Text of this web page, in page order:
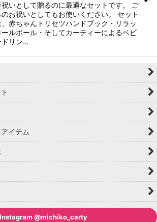
祝いとして贈るのに最適なセットです。 ご
のお祝いとしてもお使いください。 セット
、赤ちゃんトリセツハンドブック・リラッ
ールボール・そしてカーティーによるベビ
ドリン…
イテム
Instagram @michiko_carty